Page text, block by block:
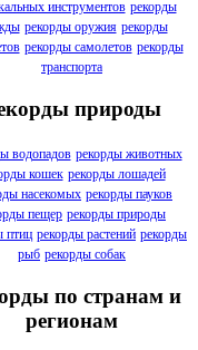
инструментов рекорды
рекорды оружия рекорды
рекорды самолетов рекорды
транспорта
природы
водопадов рекорды животных
кошек рекорды лошадей
насекомых рекорды пауков
пещер рекорды природы
птиц рекорды растений рекорды
рыб рекорды собак
по странам и
регионам